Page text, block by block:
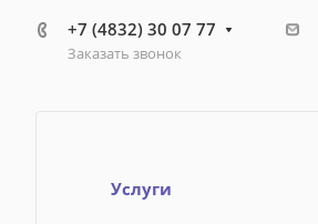
+7 (4832) 30 07 77
Заказать звонок
Услуги